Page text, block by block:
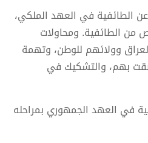
الطائفية في العهد الملكي،
من الطائفية. ومحاولات
وولائهم للوطن، وتهمة
بهم، والتشكيك في
في العهد الجمهوري بمراحله